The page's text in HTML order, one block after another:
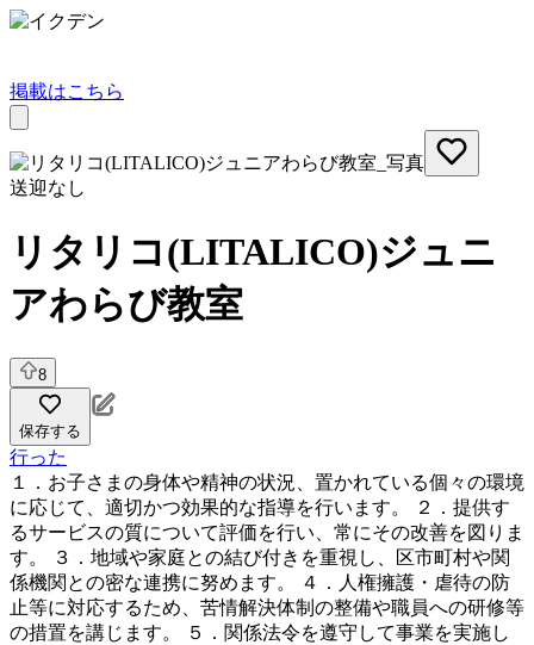
掲載はこちら
送迎なし
リタリコ(LITALICO)ジュニ
アわらび教室
8
保存する
行った
１．お子さまの身体や精神の状況、置かれている個々の環境
に応じて、適切かつ効果的な指導を行います。 ２．提供す
るサービスの質について評価を行い、常にその改善を図りま
す。 ３．地域や家庭との結び付きを重視し、区市町村や関
係機関との密な連携に努めます。 ４．人権擁護・虐待の防
止等に対応するため、苦情解決体制の整備や職員への研修等
の措置を講じます。 ５．関係法令を遵守して事業を実施し